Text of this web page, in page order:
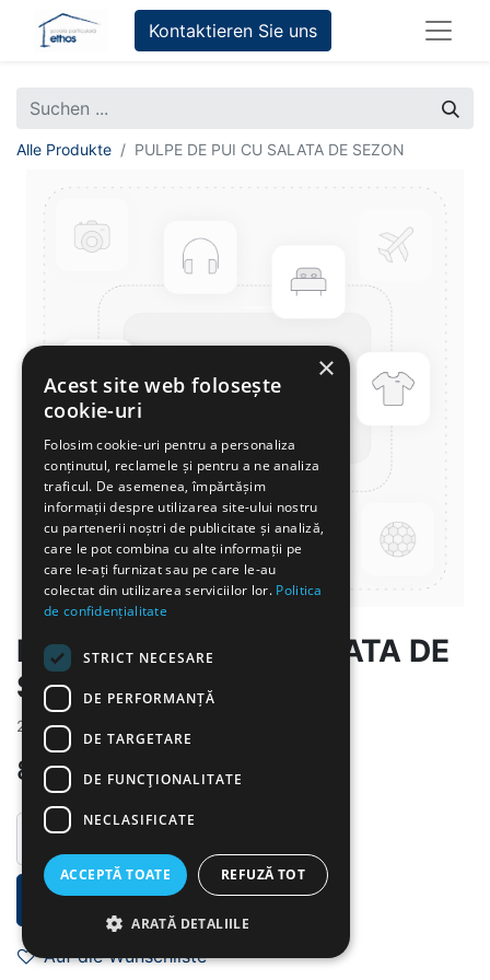
Kontaktieren Sie uns
Alle Produkte PULPE DE PUI CU SALATA DE SEZON
PULPE DE PUI CU SALATA DE
SEZON
2026-6-4
8.00 lei
IN DEN WARENKORB
Auf die Wunschliste
×
Acest site web folosește
cookie-uri
Folosim cookie-uri pentru a personaliza
conținutul, reclamele și pentru a ne analiza
traficul. De asemenea, împărtășim
informații despre utilizarea site-ului nostru
cu partenerii noștri de publicitate și analiză,
care le pot combina cu alte informații pe
care le-ați furnizat sau pe care le-au
colectat din utilizarea serviciilor lor. Politica
de confidențialitate
STRICT NECESARE
DE PERFORMANȚĂ
DE TARGETARE
DE FUNCŢIONALITATE
NECLASIFICATE
ACCEPTĂ TOATE REFUZĂ TOT
ARATĂ DETALIILE